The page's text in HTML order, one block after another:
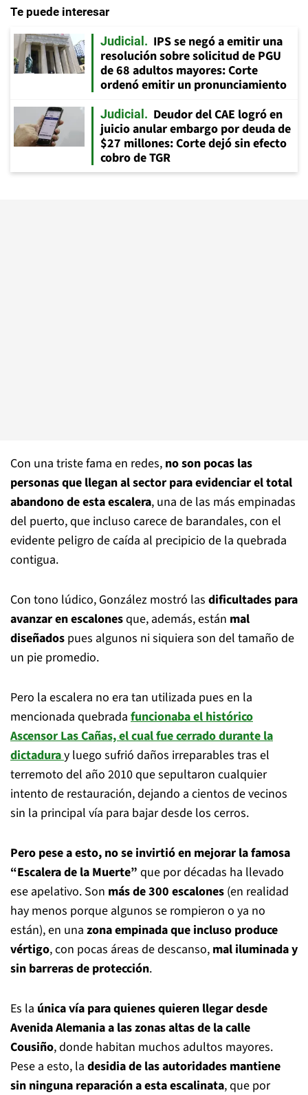
Te puede interesar
Judicial
IPS se negó a emitir una
resolución sobre solicitud de PGU
de 68 adultos mayores: Corte
ordenó emitir un pronunciamiento
Judicial
Deudor del CAE logró en
juicio anular embargo por deuda de
$27 millones: Corte dejó sin efecto
cobro de TGR
Con una triste fama en redes, no son pocas las
personas que llegan al sector para evidenciar el total
abandono de esta escalera, una de las más empinadas
del puerto, que incluso carece de barandales, con el
evidente peligro de caída al precipicio de la quebrada
contigua.
Con tono lúdico, González mostró las dificultades para
avanzar en escalonesque, además, están mal
diseñados pues algunos ni siquiera son del tamaño de
un pie promedio.
Pero la escalera no era tan utilizada pues en la
mencionada quebrada funcionaba el histórico
Ascensor Las Cañas, el cual fue cerrado durante la
dictaduray luego sufrió daños irreparables tras el
terremoto del año 2010 que sepultaron cualquier
intento de restauración, dejando a cientos de vecinos
sin la principal vía para bajar desde los cerros.
Pero pese a esto, no se invirtió en mejorar la famosa
“Escalera de la Muerte” que por décadas ha llevado
ese apelativo. Son más de 300 escalones (en realidad
hay menos porque algunos se rompieron o ya no
están), en una zona empinada que incluso produce
vértigo, con pocas áreas de descanso, mal iluminada y
sin barreras de protección.
Es la única vía para quienes quieren llegar desde
Avenida Alemania a las zonas altas de la calle
Cousiño, donde habitan muchos adultos mayores.
Pese a esto, la desidia de las autoridades mantiene
sin ninguna reparación a esta escalinata, que por